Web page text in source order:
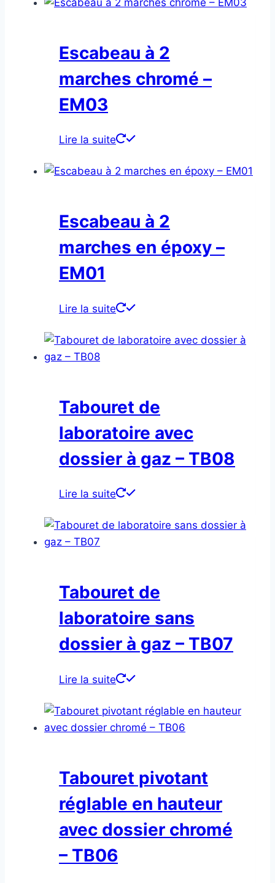
Escabeau à 2
marches chromé –
EM03
Lire la suite
Escabeau à 2
marches en époxy –
EM01
Lire la suite
Tabouret de
laboratoire avec
dossier à gaz – TB08
Lire la suite
Tabouret de
laboratoire sans
dossier à gaz – TB07
Lire la suite
Tabouret pivotant
réglable en hauteur
avec dossier chromé
– TB06